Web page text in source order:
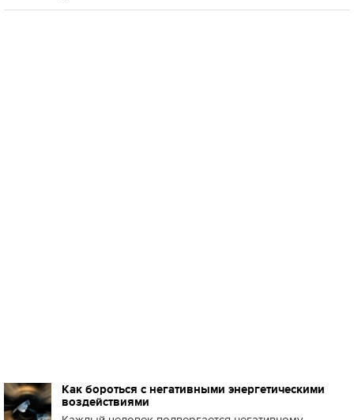
Как бороться с негативными энергетическими
воздействиями